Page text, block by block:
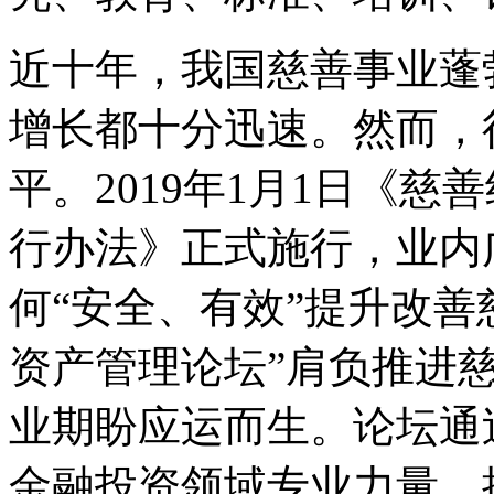
近十年，我国慈善事业
增长都十分迅速。然而
平。2019年1月1日《慈
行办法》正式施行，业
何“安全、有效”提升改
资产管理论坛”肩负推进
业期盼应运而生。论坛